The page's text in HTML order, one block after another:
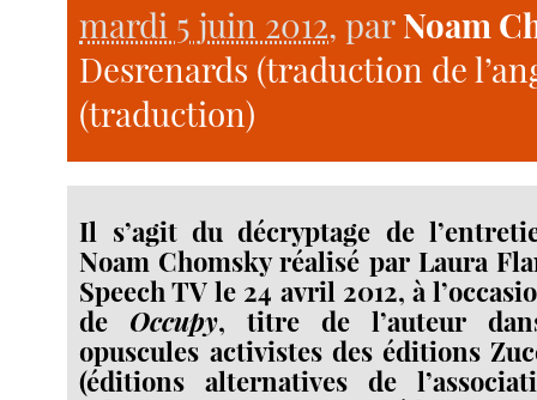
mardi 5 juin 2012, parNoam
Desrenards (traduction de
(traduction)
Il s’agit du décryptage de
Noam Chomsky réalisé par Laura
Speech TV le 24 avril 2012, à
de Occupy, titre de l’auteur
opuscules activistes des éditions
(éditions alternatives de